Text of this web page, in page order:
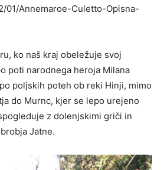
01/Annemaroe-Culetto-Opisna-
ko naš kraj obeležuje svoj
poti narodnega heroja Milana
poljskih poteh ob reki Hinji, mimo
do Murnc, kjer se lepo urejeno
z dolenjskimi griči in
Jatne.